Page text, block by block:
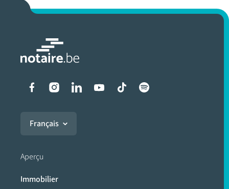
Liens vers les réseaux
Français
Aperçu
Immobilier